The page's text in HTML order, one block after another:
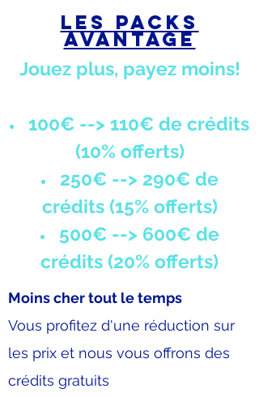
Les packs
avantage
Jouez plus, payez moins!
100€ --> 110€ de crédits
(10% offerts)
250€ --> 290€ de
crédits (15% offerts)
500€ --> 600€ de
crédits (20% offerts)
Moins cher tout le temps
Vous profitez d'une réduction sur
les prix et nous vous offrons des
crédits gratuits